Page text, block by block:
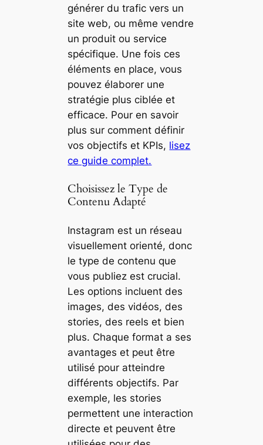
générer du trafic vers un
site web, ou même vendre
un produit ou service
spécifique. Une fois ces
éléments en place, vous
pouvez élaborer une
stratégie plus ciblée et
efficace. Pour en savoir
plus sur comment définir
vos objectifs et KPIs, lisez
ce guide complet.
Choisissez le Type de
Contenu Adapté
Instagram est un réseau
visuellement orienté, donc
le type de contenu que
vous publiez est crucial.
Les options incluent des
images, des vidéos, des
stories, des reels et bien
plus. Chaque format a ses
avantages et peut être
utilisé pour atteindre
différents objectifs. Par
exemple, les stories
permettent une interaction
directe et peuvent être